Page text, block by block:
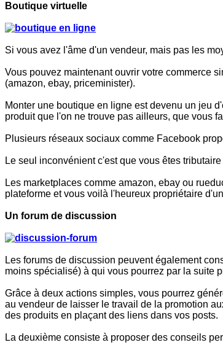
Boutique virtuelle
Si vous avez l'âme d'un vendeur, mais pas les
Vous pouvez maintenant ouvrir votre commerce
(amazon, ebay, priceminister).
Monter une boutique en ligne est devenu un jeu
produit que l'on ne trouve pas ailleurs, que vous
Plusieurs réseaux sociaux comme Facebook
Le seul inconvénient c'est que vous êtes
Les marketplaces comme amazon, ebay ou
plateforme et vous voilà l'heureux propriétaire
Un forum de discussion
Les forums de discussion peuvent également
moins spécialisé) à qui vous pourrez par la suite
Grâce à deux actions simples, vous pourrez
au vendeur de laisser le travail de la promotion
des produits en plaçant des liens dans vos posts.
La deuxième consiste à proposer des conseils